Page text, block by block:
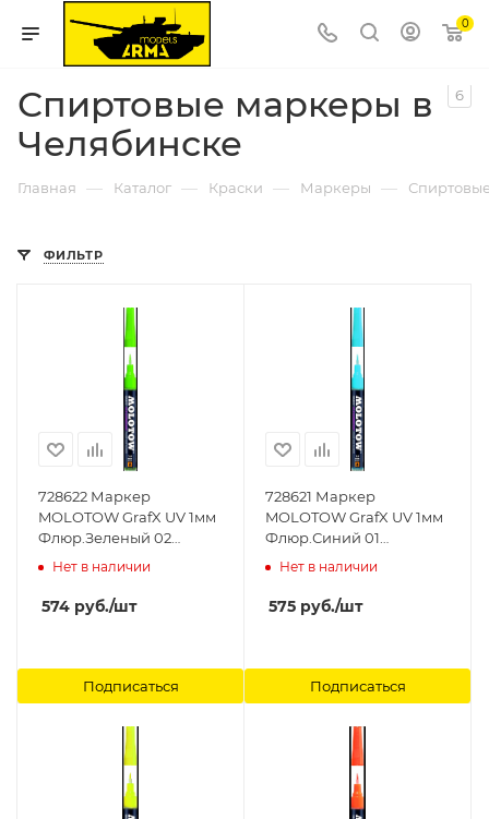
0
Спиртовые маркеры в
Челябинске
6
Главная — Каталог — Краски — Маркеры —
ФИЛЬТР
728622 Маркер
MOLOTOW GrafX UV 1мм
Флюр.Зеленый 02
MOLOTOW
Нет в наличии
574 руб./шт
Подписаться
728621 Маркер
MOLOTOW GrafX UV 1мм
Флюр.Синий 01
MOLOTOW
Нет в наличии
575 руб./шт
Подписаться